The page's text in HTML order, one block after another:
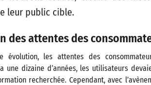
leur public cible.
des attentes des
évolution, les attentes des
une dizaine d’années, les utilisateurs
recherchée. Cependant, avec